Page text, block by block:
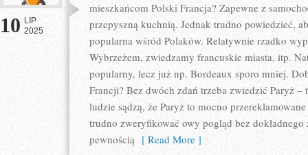
10 LIP
2025
mieszkańcom Polski Francja? Zapewne z
przepyszną kuchnią. Jednak trudno powiedzieć,
popularna wśród Polaków. Relatywnie rzadko
Wybrzeżem, zwiedzamy francuskie miasta, itp.
popularny, lecz już np. Bordeaux sporo mniej.
Francji? Bez dwóch zdań trzeba zwiedzić Paryż
ludzie sądzą, że Paryż to mocno
trudno zweryfikować owy pogląd bez
pewnością [ Read More ]